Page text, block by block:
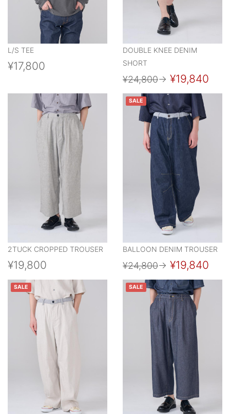
L/S TEE
¥17,800
DOUBLE KNEE DENIM
SHORT
¥24,800→ ¥19,840
2TUCK CROPPED TROUSER
¥19,800
SALE
BALLOON DENIM TROUSER
¥24,800→ ¥19,840
SALE SALE